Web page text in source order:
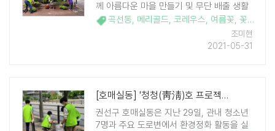
께 아름다운 마을 만들기 및 무단 배출 생활
쓰레기 방지를 위한 가로화분에 여름맞이 꽃
을 식재했다. 이날 꽃심기는 주민자치위원
및 곡선동장, 동 직원이 함께 참여하여 동 청
곡선동, 메리골드, 코레우스, 여름꽃, 꽃밭
조미현
2021-05-31
[호매실동] '청청(靑淸)호 프로젝트' 5월 활동 추진
권선구 호매실동은 지난 29일, 관내 청소년
7명과 주요 도로변에서 환경정화 활동을 실